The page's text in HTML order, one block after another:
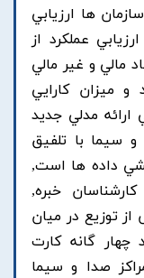
ها ارزيابي
عملکرد از
مالي و غير مالي
و ميزان کارايي
مدلي جديد
و سيما با تلفيق
داده ها است,
خبره,
توزيع در ميان
چهار گانه کارت
صدا و سيما